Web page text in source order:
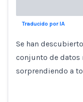
Traducido por IA
Se han
conjunto de datos
sorprendiendo a